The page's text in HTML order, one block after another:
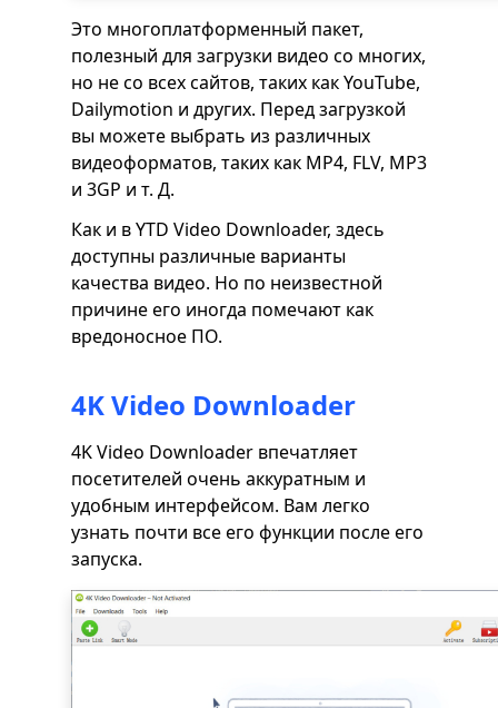
Это многоплатформенный пакет,
полезный для загрузки видео со многих,
но не со всех сайтов, таких как YouTube,
Dailymotion и других. Перед загрузкой
вы можете выбрать из различных
видеоформатов, таких как MP4, FLV, MP3
и 3GP и т. Д.
Как и в YTD Video Downloader, здесь
доступны различные варианты
качества видео. Но по неизвестной
причине его иногда помечают как
вредоносное ПО.
4K Video Downloader
4K Video Downloader впечатляет
посетителей очень аккуратным и
удобным интерфейсом. Вам легко
узнать почти все его функции после его
запуска.